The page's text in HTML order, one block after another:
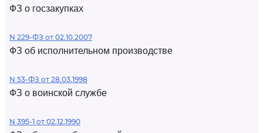
ФЗ о госзакупках
N 229-ФЗ от 02.10.2007
ФЗ об исполнительном производстве
N 53-ФЗ от 28.03.1998
ФЗ о воинской службе
N 395-1 от 02.12.1990